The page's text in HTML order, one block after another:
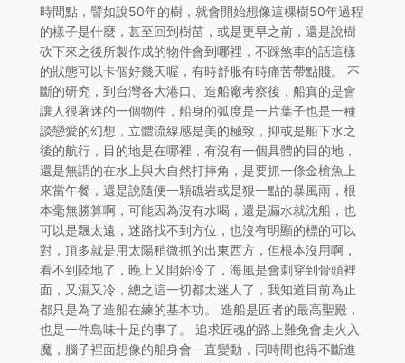
時間點，譬如說50年的樹，就會開始想像這棵樹50年過程
的樣子是什麼，甚至回到樹苗，或是更早之前，還是說樹
砍下來之後所製作成的物件會到哪裡，不踩煞車的話這樣
的狀態可以卡個好幾天喔，有時舒服有時痛苦帶點賤。 不
斷的研究，到台灣各大港口、造船廠考察後，船真的是會
讓人很著迷的一個物件，船身的弧度是一片葉子也是一種
談戀愛的幻想，立體流線感是美的極致，抑或是船下水之
後的航行，目的地是在哪裡，有沒有一個具體的目的地，
還是無謂的在水上與大自然打摔角，是要抓一條金槍魚上
來當午餐，還是說隨便一顆礁岩或是狠一點的暴風雨，根
本毫無勝算啊，可能因為沒有水喝，還是漏水就沈船，也
可以是飄太遠，迷路找不到方位，也沒有明顯的標的可以
對，頂多就是用太陽稍微抓的出東西方，但根本沒用啊，
看不到陸地了，晚上又開始冷了，海風是會刺穿到骨頭裡
面，又濕又冷，總之這一切都太迷人了，我知道目前為止
都只是為了造船在練的基本功。 造船是匠者的最高聖殿，
也是一件島味十足的事了。 追求匠魂的路上難免會走火入
魔，腦子裡面想像的船身會一直變動，同時間也得不斷進